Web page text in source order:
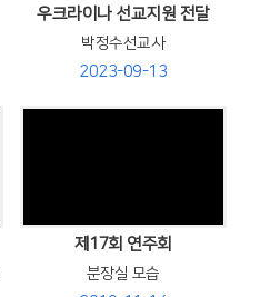
우크라이나 선교지원 전달
박정수선교사
2023-09-13
제17회 연주회
분장실 모습